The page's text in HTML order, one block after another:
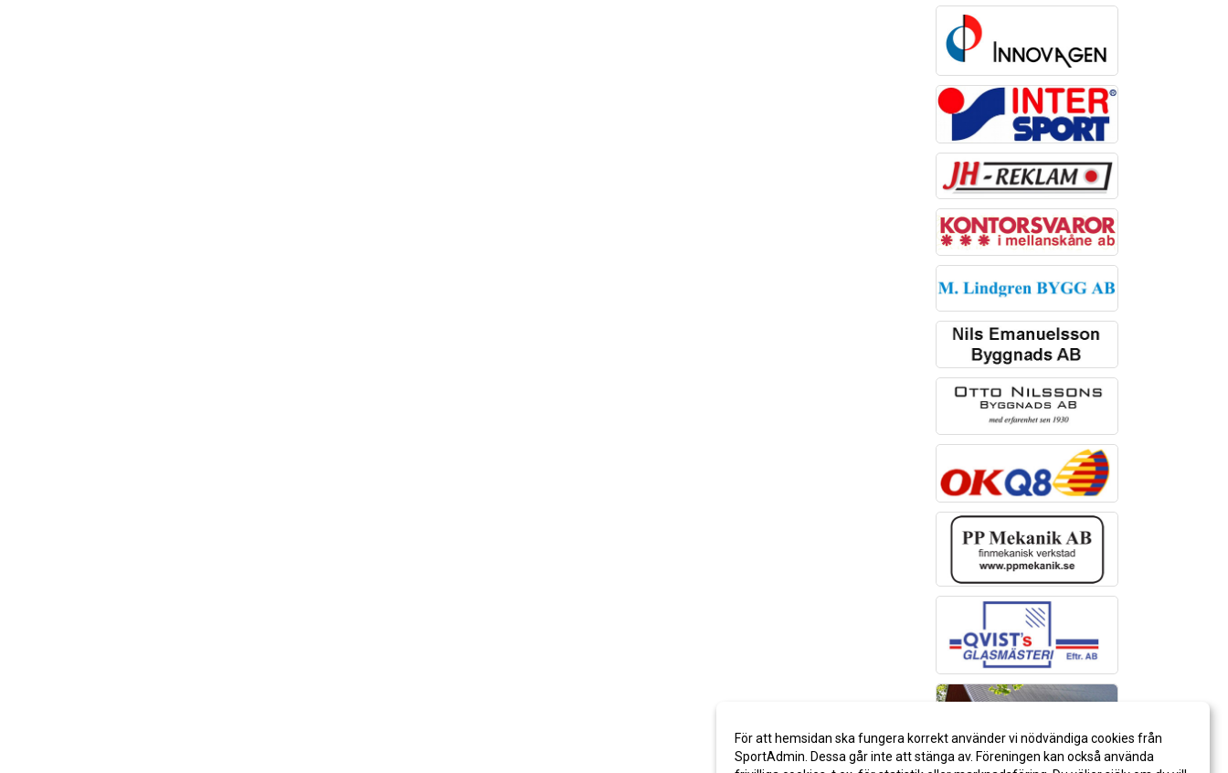
För att hemsidan ska fungera korrekt använder vi nödvändiga cookies från
SportAdmin. Dessa går inte att stänga av. Föreningen kan också använda